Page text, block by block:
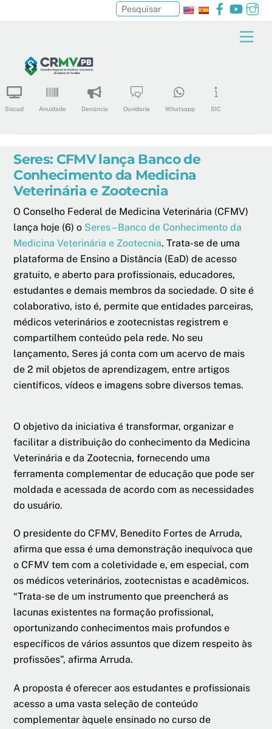
content
Facebook
Siscad Anuidade Denúncia Ouvidoria Whatsapp SIC
Pesquisar
Seres: CFMV lança Banco de
Conhecimento da Medicina
Veterinária e Zootecnia
O Conselho Federal de Medicina Veterinária (CFMV)
lança hoje (6) o Seres – Banco de Conhecimento da
Medicina Veterinária e Zootecnia. Trata-se de uma
plataforma de Ensino a Distância (EaD) de acesso
gratuito, e aberto para profissionais, educadores,
estudantes e demais membros da sociedade. O site é
colaborativo, isto é, permite que entidades parceiras,
médicos veterinários e zootecnistas registrem e
compartilhem conteúdo pela rede. No seu
lançamento, Seres já conta com um acervo de mais
de 2 mil objetos de aprendizagem, entre artigos
científicos, vídeos e imagens sobre diversos temas.
O objetivo da iniciativa é transformar, organizar e
facilitar a distribuição do conhecimento da Medicina
Veterinária e da Zootecnia, fornecendo uma
ferramenta complementar de educação que pode ser
moldada e acessada de acordo com as necessidades
do usuário.
O presidente do CFMV, Benedito Fortes de Arruda,
afirma que essa é uma demonstração inequívoca que
o CFMV tem com a coletividade e, em especial, com
os médicos veterinários, zootecnistas e acadêmicos.
“Trata-se de um instrumento que preencherá as
lacunas existentes na formação profissional,
oportunizando conhecimentos mais profundos e
específicos de vários assuntos que dizem respeito às
profissões”, afirma Arruda.
A proposta é oferecer aos estudantes e profissionais
acesso a uma vasta seleção de conteúdo
complementar àquele ensinado no curso de